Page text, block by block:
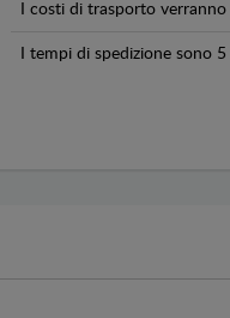
I costi di trasporto
I tempi di spedizione sono